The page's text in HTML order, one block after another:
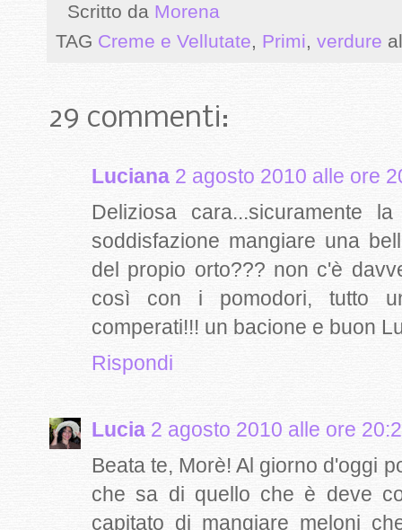
Scritto da Morena
TAG Creme e Vellutate, Primi, verdure
29 commenti:
Luciana 2 agosto 2010 alle ore
Deliziosa cara...sicuramente
soddisfazione mangiare una
del propio orto??? non c'è
così con i pomodori, tutto
comperati!!! un bacione e buon
Rispondi
Lucia 2 agosto 2010 alle ore
Beata te, Morè! Al giorno d'oggi
che sa di quello che è deve
capitato di mangiare meloni